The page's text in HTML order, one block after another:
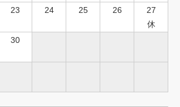
23 24 25 26
27
休
30